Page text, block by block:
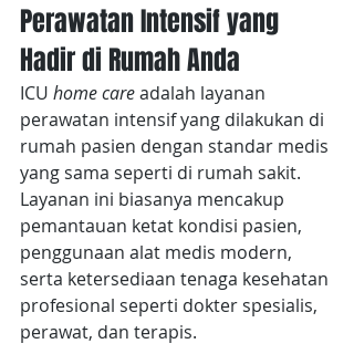
Perawatan Intensif yang
Hadir di Rumah Anda
ICU home care adalah layanan
perawatan intensif yang dilakukan di
rumah pasien dengan standar medis
yang sama seperti di rumah sakit.
Layanan ini biasanya mencakup
pemantauan ketat kondisi pasien,
penggunaan alat medis modern,
serta ketersediaan tenaga kesehatan
profesional seperti dokter spesialis,
perawat, dan terapis.